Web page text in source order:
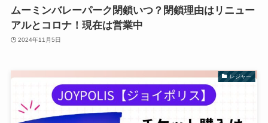
ムーミンバレーパーク閉鎖いつ？閉鎖理由はリニュー
アルとコロナ！現在は営業中
2024年11月5日
レジャー